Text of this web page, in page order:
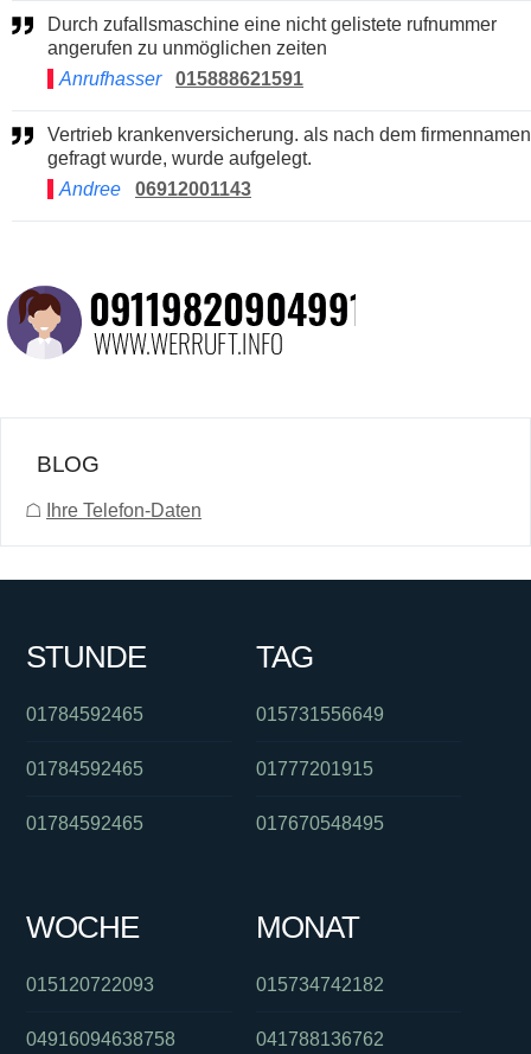
Durch zufallsmaschine eine nicht gelistete rufnummer
angerufen zu unmöglichen zeiten
Anrufhasser
015888621591
Vertrieb krankenversicherung. als nach dem firmennamen
gefragt wurde, wurde aufgelegt.
Andree
06912001143
BLOG
☖ Ihre Telefon-Daten
STUNDE
01784592465
01784592465
01784592465
TAG
015731556649
01777201915
017670548495
WOCHE
015120722093
04916094638758
MONAT
015734742182
041788136762